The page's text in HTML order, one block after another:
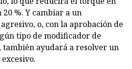
%. Y cambiar a un
o, con la aprobación de
tipo de modificador de
también ayudará a resolver un